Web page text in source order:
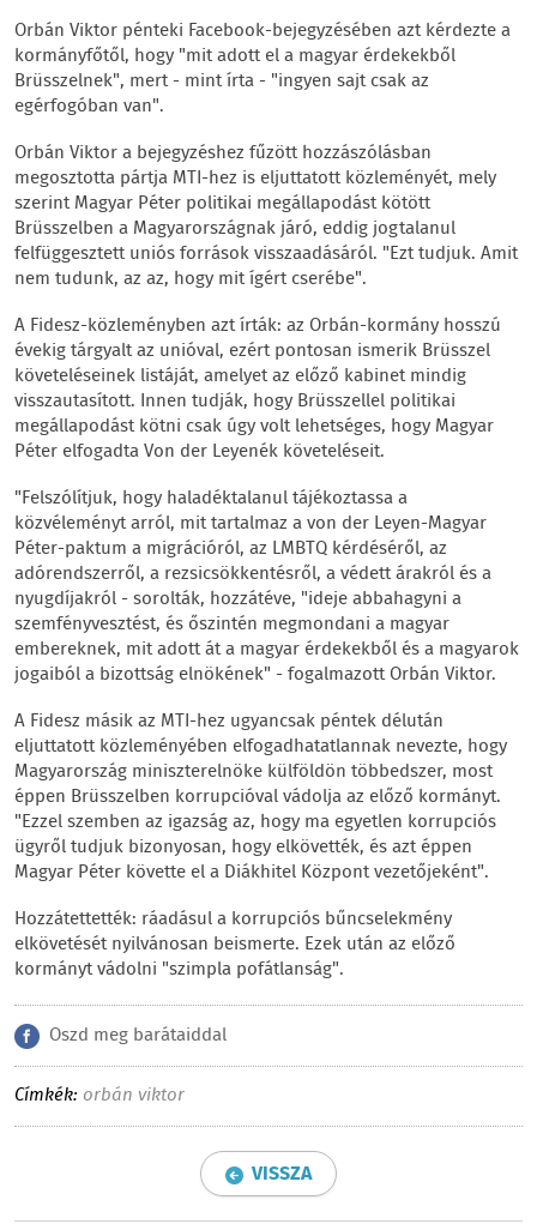
Orbán Viktor pénteki Facebook-bejegyzésében azt kérdezte a
kormányfőtől, hogy "mit adott el a magyar érdekekből
Brüsszelnek", mert - mint írta - "ingyen sajt csak az
egérfogóban van".
Orbán Viktor a bejegyzéshez fűzött hozzászólásban
megosztotta pártja MTI-hez is eljuttatott közleményét, mely
szerint Magyar Péter politikai megállapodást kötött
Brüsszelben a Magyarországnak járó, eddig jogtalanul
felfüggesztett uniós források visszaadásáról. "Ezt tudjuk. Amit
nem tudunk, az az, hogy mit ígért cserébe".
A Fidesz-közleményben azt írták: az Orbán-kormány hosszú
évekig tárgyalt az unióval, ezért pontosan ismerik Brüsszel
követeléseinek listáját, amelyet az előző kabinet mindig
visszautasított. Innen tudják, hogy Brüsszellel politikai
megállapodást kötni csak úgy volt lehetséges, hogy Magyar
Péter elfogadta Von der Leyenék követeléseit.
"Felszólítjuk, hogy haladéktalanul tájékoztassa a
közvéleményt arról, mit tartalmaz a von der Leyen-Magyar
Péter-paktum a migrációról, az LMBTQ kérdéséről, az
adórendszerről, a rezsicsökkentésről, a védett árakról és a
nyugdíjakról - sorolták, hozzátéve, "ideje abbahagyni a
szemfényvesztést, és őszintén megmondani a magyar
embereknek, mit adott át a magyar érdekekből és a magyarok
jogaiból a bizottság elnökének" - fogalmazott Orbán Viktor.
A Fidesz másik az MTI-hez ugyancsak péntek délután
eljuttatott közleményében elfogadhatatlannak nevezte, hogy
Magyarország miniszterelnöke külföldön többedszer, most
éppen Brüsszelben korrupcióval vádolja az előző kormányt.
"Ezzel szemben az igazság az, hogy ma egyetlen korrupciós
ügyről tudjuk bizonyosan, hogy elkövették, és azt éppen
Magyar Péter követte el a Diákhitel Központ vezetőjeként".
Hozzátettették: ráadásul a korrupciós bűncselekmény
elkövetését nyilvánosan beismerte. Ezek után az előző
kormányt vádolni "szimpla pofátlanság".
Oszd meg barátaiddal
Címkék: orbán viktor
VISSZA